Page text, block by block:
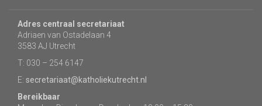
Adres centraal secretariaat
Adriaen van Ostadelaan 4
3583 AJ Utrecht
T: 030 – 254 6147
E: secretariaat@katholiekutrecht.nl
Bereikbaar